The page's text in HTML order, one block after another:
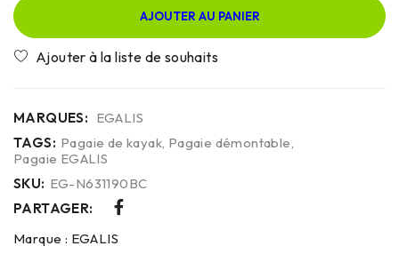
AJOUTER AU PANIER
MARQUES: EGALIS
TAGS: Pagaie de kayak Pagaie démontable
Pagaie EGALIS
SKU: EG-N631190BC
PARTAGER:
Marque : EGALIS